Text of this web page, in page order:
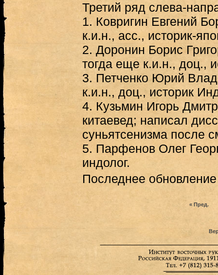
Третий ряд слева-
1. Ковригин Евгений
к.и.н., асс., историк-
2. Доронин Борис
тогда еще к.и.н., доц.,
3. Петченко Юрий
к.и.н., доц., историк
4. Кузьмин Игорь
китаевед; написал
суньятсенизма после
5. Парфенов Олег
индолог.
Последнее
« Пред.